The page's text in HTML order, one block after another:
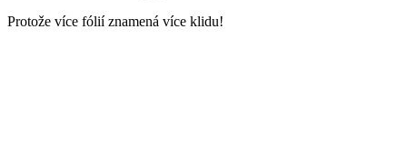
Protože více fólií znamená více klidu!